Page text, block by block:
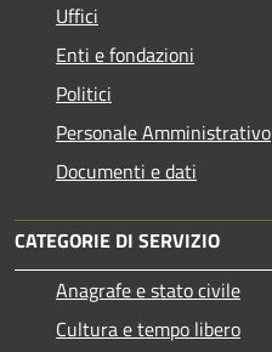
Uffici
Enti e fondazioni
Politici
Personale Amministrativo
Documenti e dati
CATEGORIE DI SERVIZIO
Anagrafe e stato civile
Cultura e tempo libero